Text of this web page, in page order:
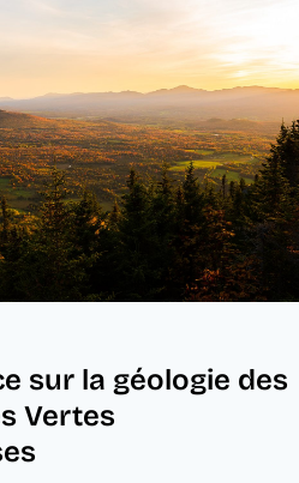
sur la géologie des
Vertes